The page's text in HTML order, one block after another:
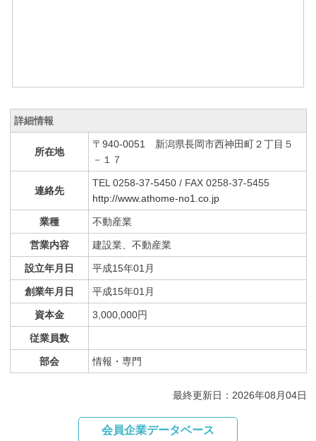
詳細情報
所在地
〒940-0051 新潟県長岡市西神田町２丁目５
－１７
連絡先
TEL 0258-37-5450 / FAX 0258-37-5455
http://www.athome-no1.co.jp
業種 不動産業
営業内容 建設業、不動産業
設立年月日 平成15年01月
創業年月日 平成15年01月
資本金 3,000,000円
従業員数
部会 情報・専門
最終更新日：2026年08月04日
会員企業データベース